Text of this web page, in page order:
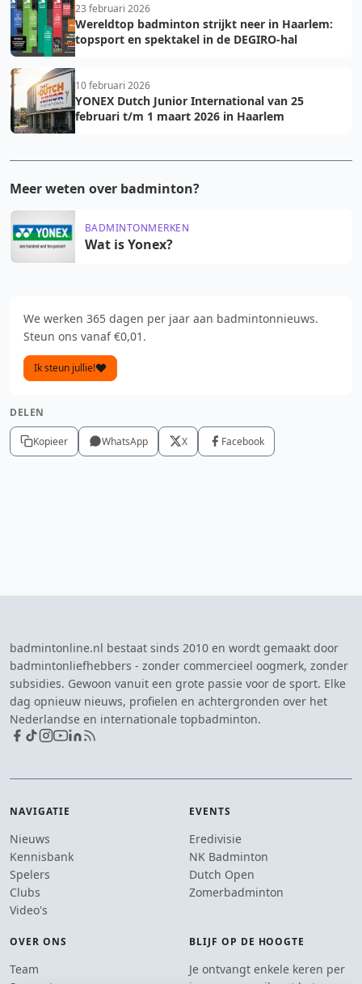
23 februari 2026
Wereldtop badminton strijkt neer in Haarlem:
topsport en spektakel in de DEGIRO-hal
10 februari 2026
YONEX Dutch Junior International van 25
februari t/m 1 maart 2026 in Haarlem
Meer weten over badminton?
BADMINTONMERKEN
Wat is Yonex?
We werken 365 dagen per jaar aan badmintonnieuws.
Steun ons vanaf €0,01.
Ik steun jullie!
DELEN
Kopieer WhatsApp X Facebook
badmintonline.nl bestaat sinds 2010 en wordt gemaakt door
badmintonliefhebbers - zonder commercieel oogmerk, zonder
subsidies. Gewoon vanuit een grote passie voor de sport. Elke
dag opnieuw nieuws, profielen en achtergronden over het
Nederlandse en internationale topbadminton.
NAVIGATIE
Nieuws
Kennisbank
Spelers
Clubs
Video's
EVENTS
Eredivisie
NK Badminton
Dutch Open
Zomerbadminton
OVER ONS
Team
BLIJF OP DE HOOGTE
Je ontvangt enkele keren per